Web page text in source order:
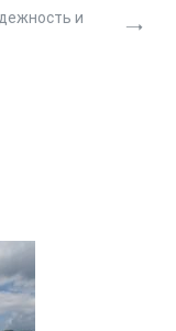
и